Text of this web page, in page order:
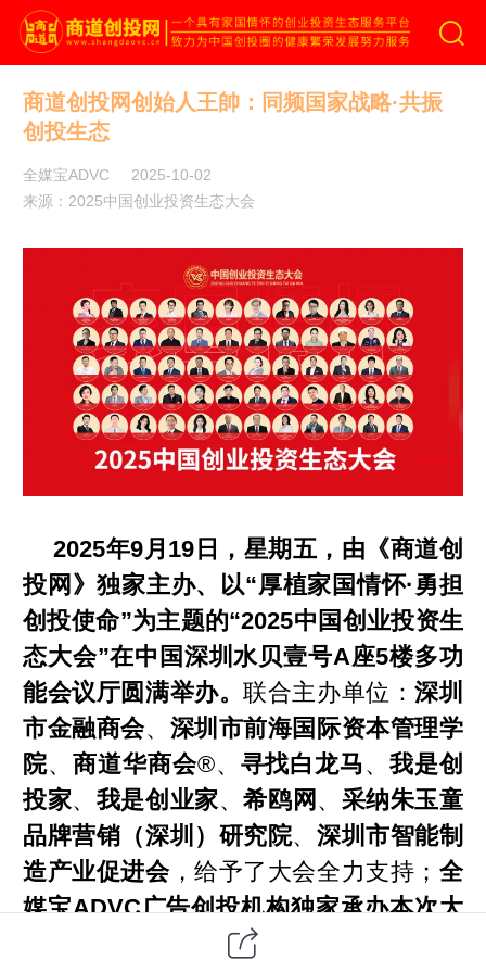
商道创投网
商道创投网创始人王帥：同频国家战略·共振
创投生态
全媒宝ADVC
2025-10-02
来源：2025中国创业投资生态大会
2025年9月19日，星期五，由《商道创
投网》独家主办、以“厚植家国情怀·勇担
创投使命”为主题的“2025中国创业投资生
态大会”在中国深圳水贝壹号A座5楼多功
能会议厅圆满举办。联合主办单位：深圳
市金融商会、 深圳市前海国际资本管理学
院、 商道华商会®、 寻找白龙马 、我是创
投家、 我是创业家、希鸥网 、 采纳朱玉童
品牌营销（深圳）研究院、深圳市智能制
造产业促进会，给予了大会全力支持； 全
媒宝ADVC广告创投机构独家承办本次大
，并全权负责会议内容的全网推广宣